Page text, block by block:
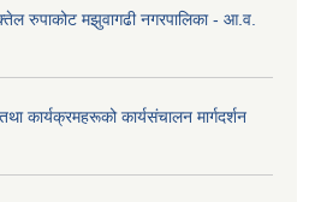
रुपाकोट मझुवागढी नगरपालिका - आ.व.
कार्यक्रमहरूको कार्यसंचालन मार्गदर्शन